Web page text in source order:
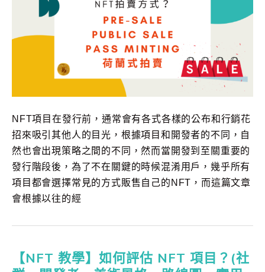
NFT項目在發行前，通常會有各式各樣的公布和行銷花
招來吸引其他人的目光，根據項目和開發者的不同，自
然也會出現策略之間的不同，然而當開發到至關重要的
發行階段後，為了不在關鍵的時候混淆用戶，幾乎所有
項目都會選擇常見的方式販售自己的NFT，而這篇文章
會根據以往的經
【NFT 教學】如何評估 NFT 項目？(社